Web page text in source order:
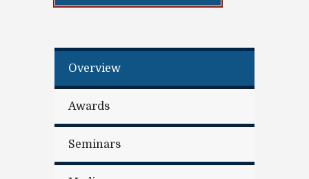
Overview
Awards
Seminars